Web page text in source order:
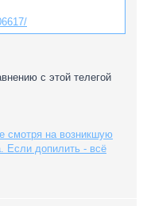
с этой телегой
смотря на возникшую
Если допилить - всё